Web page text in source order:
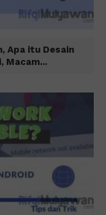
Apa itu Desain
Macam...